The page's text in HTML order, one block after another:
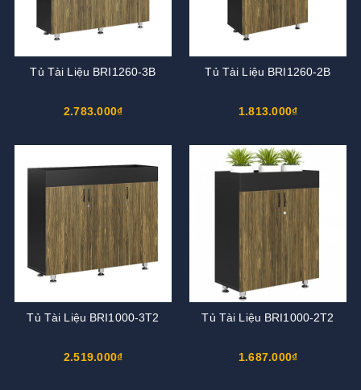
Tủ Tài Liệu BRI1260-3B
2.783.000₫
Tủ Tài Liệu BRI1260-2B
1.813.000₫
Tủ Tài Liệu BRI1000-3T2
2.519.000₫
Tủ Tài Liệu BRI1000-2T2
1.687.000₫